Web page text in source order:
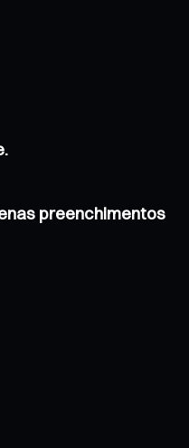
preenchimentos